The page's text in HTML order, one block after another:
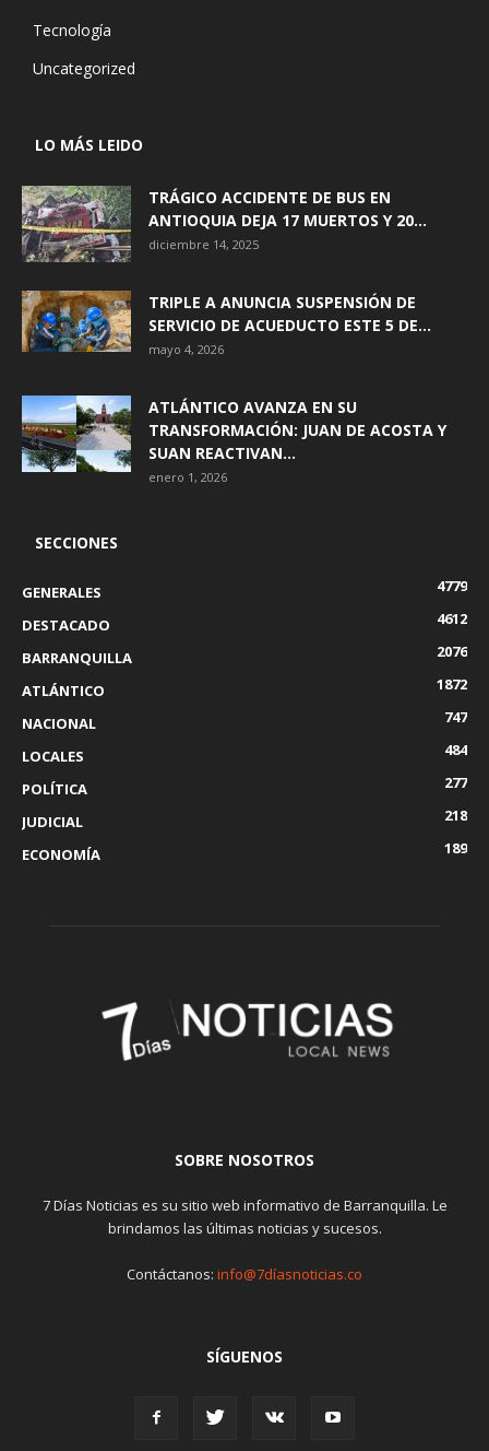
Tecnología
Uncategorized
LO MÁS LEIDO
TRÁGICO ACCIDENTE DE BUS EN
ANTIOQUIA DEJA 17 MUERTOS Y 20...
diciembre 14, 2025
TRIPLE A ANUNCIA SUSPENSIÓN DE
SERVICIO DE ACUEDUCTO ESTE 5 DE...
mayo 4, 2026
ATLÁNTICO AVANZA EN SU
TRANSFORMACIÓN: JUAN DE ACOSTA Y
SUAN REACTIVAN...
enero 1, 2026
SECCIONES
GENERALES
4779
DESTACADO
4612
BARRANQUILLA
2076
ATLÁNTICO
1872
NACIONAL
747
LOCALES
484
POLÍTICA
277
JUDICIAL
218
ECONOMÍA
189
SOBRE NOSOTROS
7 Días Noticias es su sitio web informativo de Barranquilla. Le
brindamos las últimas noticias y sucesos.
Contáctanos: info@7díasnoticias.co
SÍGUENOS